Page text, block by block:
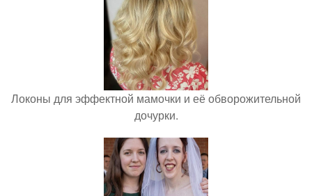
Локоны для эффектной мамочки и её обворожительной
дочурки.